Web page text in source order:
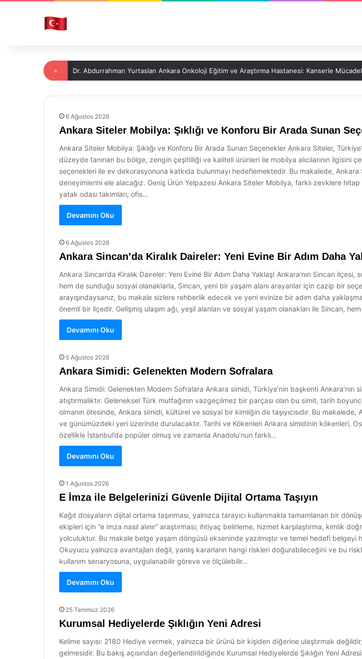
= Dr. Abdurrahman Yurtaslan Ankara Onkoloji Eğitim ve Araştırma Hastanesi: Kanserle
6 Ağustos 2026
Ankara Siteler Mobilya: Şıklığı ve Konforu Bir Arada Sunan
Ankara Siteler Mobilya: Şıklığı ve Konforu Bir Arada Sunan Seçenekler Ankara Siteler,
düzeyde tanınan bu bölge, zengin çeşitliliği ve kaliteli ürünleri ile mobilya alıcılarının ilgisini
seçenekleri ile ev dekorasyonuna katkıda bulunmayı hedeflemektedir. Bu makalede, Ankara
deneyimlerini ele alacağız. Geniş Ürün Yelpazesi Ankara Siteler Mobilya, farklı zevklere
yatak odası takımları, ofis…
Devamını Oku
6 Ağustos 2026
Ankara Sincan’da Kiralık Daireler: Yeni Evine Bir Adım Daha
Ankara Sincan’da Kiralık Daireler: Yeni Evine Bir Adım Daha Yaklaş! Ankara’nın Sincan
hem de sunduğu sosyal olanaklarla, Sincan, yeni bir yaşam alanı arayanlar için cazip bir
arayışındaysanız, bu makale sizlere rehberlik edecek ve yeni evinize bir adım daha
önemli bir ilçedir. Gelişmiş ulaşım ağı, yeşil alanları ve sosyal yaşam olanakları ile Sincan,
Devamını Oku
5 Ağustos 2026
Ankara Simidi: Gelenekten Modern Sofralara
Ankara Simidi: Gelenekten Modern Sofralara Ankara simidi, Türkiye’nin başkenti
atıştırmalıktır. Geleneksel Türk mutfağının vazgeçilmez bir parçası olan bu simit, tarih
olmanın ötesinde, Ankara simidi, kültürel ve sosyal bir kimliğin de taşıyıcısıdır. Bu
ve günümüzdeki yeri üzerinde durulacaktır. Tarihi ve Kökenleri Ankara simidinin kökenleri,
özellikle İstanbul’da popüler olmuş ve zamanla Anadolu’nun farklı…
Devamını Oku
1 Ağustos 2026
E İmza ile Belgelerinizi Güvenle Dijital Ortama Taşıyın
Kağıt dosyaların dijital ortama taşınması, yalnızca tarayıcı kullanmakla tamamlanan bir
ekipleri için “e imza nasıl alınır” araştırması; ihtiyaç belirleme, hizmet karşılaştırma, kimlik
yolculuktur. Bu makale belge yaşam döngüsü ekseninde yazılmıştır ve temel hedefi
Okuyucu yalnızca avantajları değil, yanlış kararların hangi riskleri doğurabileceğini ve bu
kullanım senaryosuna, uygulanabilir göreve ve ölçülebilir…
Devamını Oku
25 Temmuz 2026
Kurumsal Hediyelerde Şıklığın Yeni Adresi
Kelime sayısı: 2180 Hediye vermek, yalnızca bir ürünü bir kişiden diğerine ulaştırmak
gelmesidir. Bu bakış açısından değerlendirildiğinde Kurumsal Hediyelerde Şıklığın Yeni